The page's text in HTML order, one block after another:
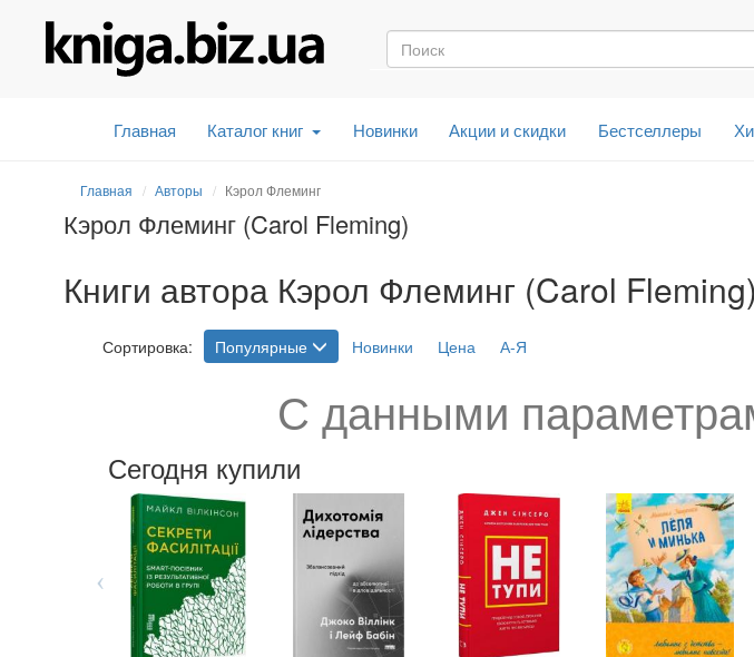
Главная Каталог книг Новинки Акции и скидки Бестселлеры
Главная Авторы Кэрол Флеминг
Кэрол Флеминг (Carol Fleming)
Книги автора Кэрол Флеминг (Carol
Сортировка: Популярные Новинки Цена А-Я
С данными
Сегодня купили